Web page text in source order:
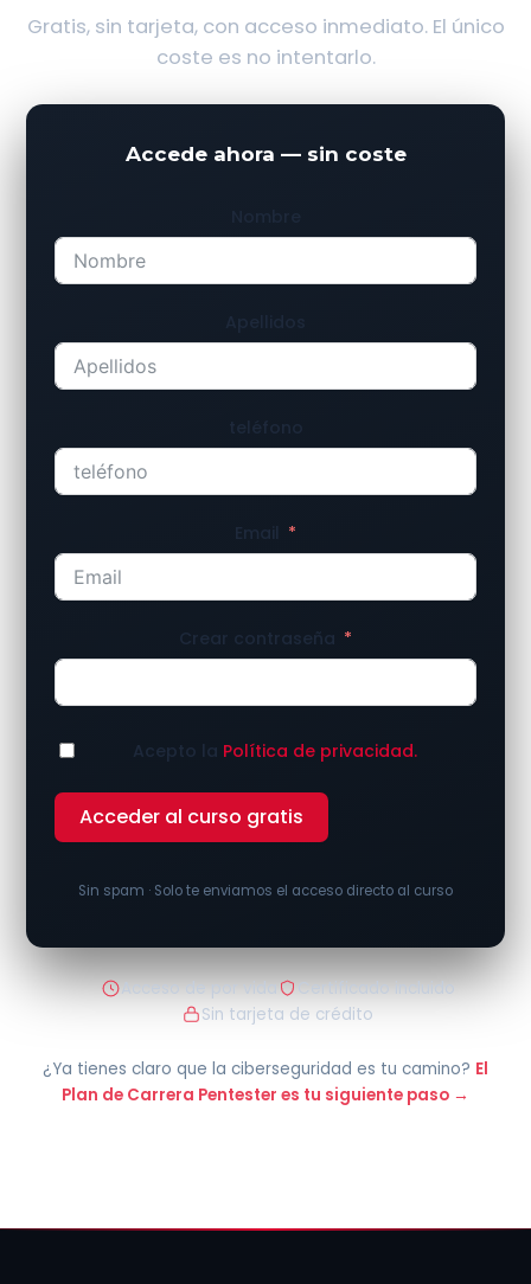
Gratis, sin tarjeta, con acceso inmediato. El único
coste es no intentarlo.
Accede ahora — sin coste
Email
Crear contraseña
Acepto la Política de privacidad.
Acceder al curso gratis
Sin spam · Solo te enviamos el acceso directo al curso
Certificado incluido
Sin tarjeta de crédito
¿Ya tienes claro que la ciberseguridad es tu camino? El
Plan de Carrera Pentester es tu siguiente paso →